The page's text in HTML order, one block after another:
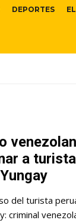
DEPORTES
a
del turista
criminal